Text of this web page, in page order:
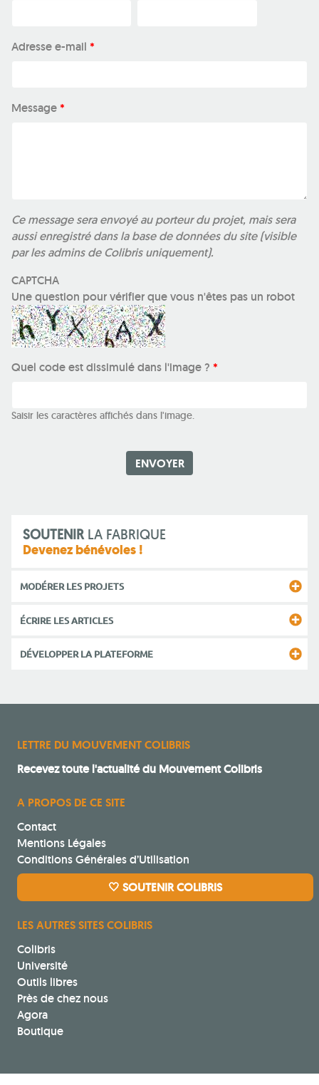
Adresse e-mail *
Message *
Ce message sera envoyé au porteur du projet, mais sera
aussi enregistré dans la base de données du site (visible
par les admins de Colibris uniquement).
CAPTCHA
Une question pour vérifier que vous n'êtes pas un robot
Quel code est dissimulé dans l'image ? *
Saisir les caractères affichés dans l'image.
SOUTENIRLA FABRIQUE
Devenez bénévoles !
MODÉRER LES PROJETS
ÉCRIRE LES ARTICLES
DÉVELOPPER LA PLATEFORME
LETTRE DU MOUVEMENT COLIBRIS
Recevez toute l'actualité du Mouvement Colibris
A PROPOS DE CE SITE
Contact
Mentions Légales
Conditions Générales d’Utilisation
🤍 SOUTENIR COLIBRIS
LES AUTRES SITES COLIBRIS
Colibris
Université
Outils libres
Près de chez nous
Agora
Boutique